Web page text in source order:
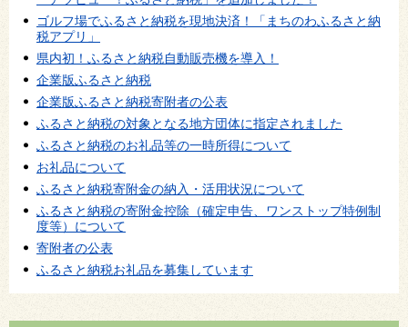
ゴルフ場でふるさと納税を現地決済！「まちのわふるさと納
税アプリ」
県内初！ふるさと納税自動販売機を導入！
企業版ふるさと納税
企業版ふるさと納税寄附者の公表
ふるさと納税の対象となる地方団体に指定されました
ふるさと納税のお礼品等の一時所得について
お礼品について
ふるさと納税寄附金の納入・活用状況について
ふるさと納税の寄附金控除（確定申告、ワンストップ特例制
度等）について
寄附者の公表
ふるさと納税お礼品を募集しています